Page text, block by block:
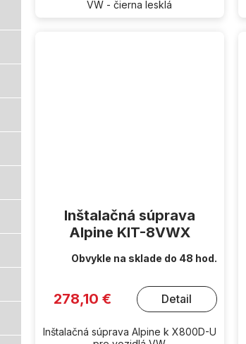
VW - čierna lesklá
Inštalačná súprava
Alpine KIT-8VWX
Obvykle na sklade do 48 hod.
278,10 € Detail
Inštalačná súprava Alpine k X800D-U